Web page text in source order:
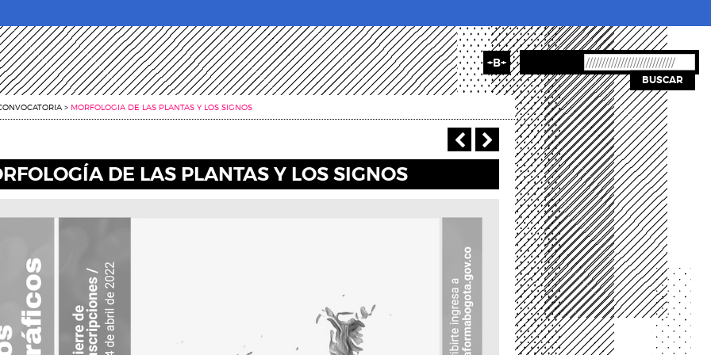
BUSCAR
+B+
> MORFOLOGIA DE LAS PLANTAS Y LOS SIGNOS
‹ AnteriorSiguiente >
DE LAS PLANTAS Y LOS SIGNOS